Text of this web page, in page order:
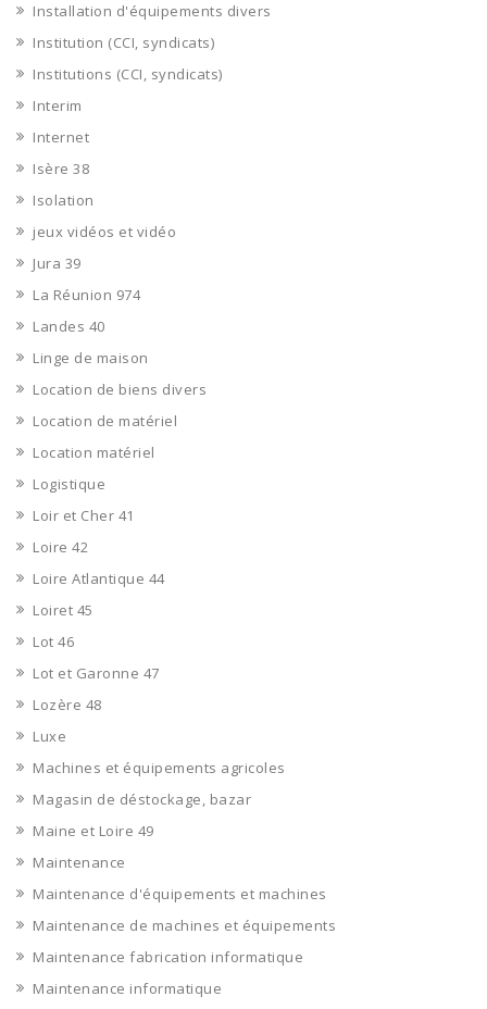
Installation d'équipements divers
Institution (CCI, syndicats)
Institutions (CCI, syndicats)
Interim
Internet
Isère 38
Isolation
jeux vidéos et vidéo
Jura 39
La Réunion 974
Landes 40
Linge de maison
Location de biens divers
Location de matériel
Location matériel
Logistique
Loir et Cher 41
Loire 42
Loire Atlantique 44
Loiret 45
Lot 46
Lot et Garonne 47
Lozère 48
Luxe
Machines et équipements agricoles
Magasin de déstockage, bazar
Maine et Loire 49
Maintenance
Maintenance d'équipements et machines
Maintenance de machines et équipements
Maintenance fabrication informatique
Maintenance informatique